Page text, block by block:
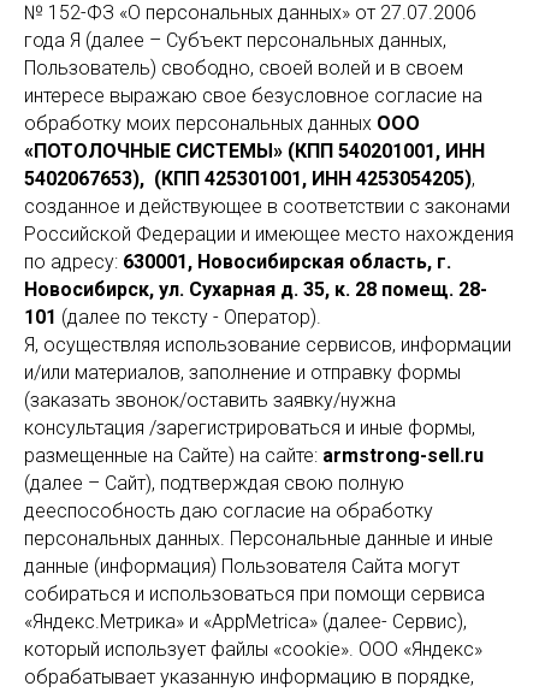
№ 152-ФЗ «О персональных данных» от 27.07.2006
года Я (далее – Субъект персональных данных,
Пользователь) свободно, своей волей и в своем
интересе выражаю свое безусловное согласие на
обработку моих персональных данных ООО
«ПОТОЛОЧНЫЕ СИСТЕМЫ» (КПП 540201001, ИНН
5402067653), (КПП 425301001, ИНН 4253054205),
созданное и действующее в соответствии с законами
Российской Федерации и имеющее место нахождения
по адресу: 630001, Новосибирская область, г.
Новосибирск, ул. Сухарная д. 35, к. 28 помещ. 28-
101 (далее по тексту - Оператор).
Я, осуществляя использование сервисов, информации
и/или материалов, заполнение и отправку формы
(заказать звонок/оставить заявку/нужна
консультация /зарегистрироваться и иные формы,
размещенные на Сайте) на сайте: armstrong-sell.ru
(далее – Сайт), подтверждая свою полную
дееспособность даю согласие на обработку
персональных данных. Персональные данные и иные
данные (информация) Пользователя Сайта могут
собираться и использоваться при помощи сервиса
«Яндекс.Метрика» и «AppMetrica» (далее- Сервис),
который использует файлы «cookie». ООО «Яндекс»
обрабатывает указанную информацию в порядке,